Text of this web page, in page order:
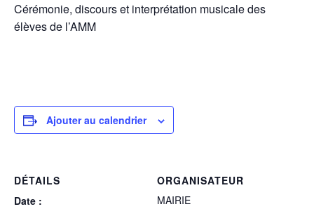
Cérémonie, discours et interprétation musicale des
élèves de l’AMM
Ajouter au calendrier
DÉTAILS
Date :
ORGANISATEUR
MAIRIE